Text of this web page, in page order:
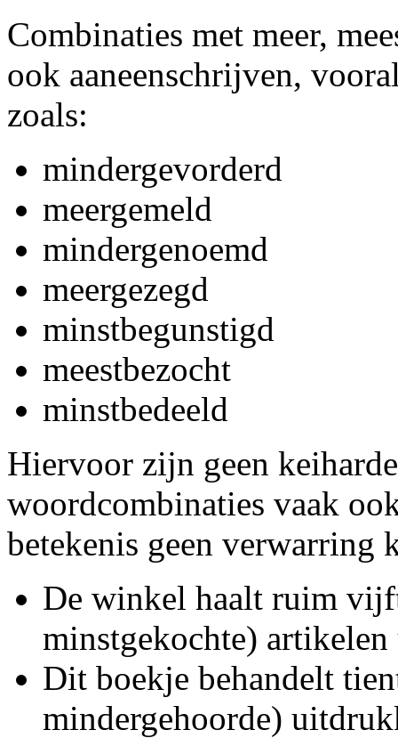
Combinaties met meer,
ook aaneenschrijven,
zoals:
mindergevorderd
meergemeld
mindergenoemd
meergezegd
minstbegunstigd
meestbezocht
minstbedeeld
Hiervoor zijn geen
woordcombinaties vaak
betekenis geen verwarring
De winkel haalt ruim
minstgekochte)
Dit boekje behandelt
mindergehoorde)